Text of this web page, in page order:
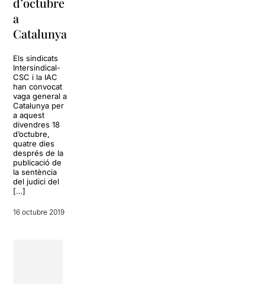
a
Catalunya
Els sindicats
Intersindical-
CSC i la IAC
han convocat
vaga general a
Catalunya per
a aquest
divendres 18
d’octubre,
quatre dies
després de la
publicació de
la sentència
del judici del
[…]
16 octubre 2019